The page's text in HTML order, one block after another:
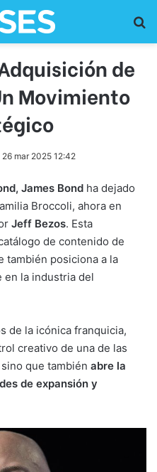
de
Movimiento
26 mar 2025 12:42
James Bond ha dejado
Broccoli, ahora en
Jeff Bezos. Esta
de contenido de
también posiciona a la
en la industria del
de la icónica franquicia,
creativo de una de las
que también abre la
de expansión y